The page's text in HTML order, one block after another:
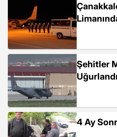
Şehitler
Uğurlandı
4 Ay